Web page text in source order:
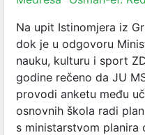
Na upit Istinomjera iz
dok je u odgovoru
nauku, kulturu i sport
godine rečeno da JU
provodi anketu među
osnovnih škola radi
s ministarstvom planira